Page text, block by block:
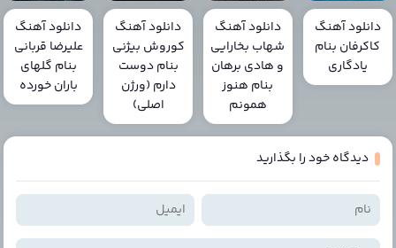
دانلود آهنگ
کاکرفان بنام
یادگاری
دانلود آهنگ
شهاب بخارایی
و هادی برهان
بنام هنوز
همونم
دانلود آهنگ
کوروش بیژنی
بنام دوست
دارم (ورژن
اصلی)
دانلود آهنگ
علیرضا قربانی
بنام گلهای
باران خورده
دیدگاه خود را بگذارید